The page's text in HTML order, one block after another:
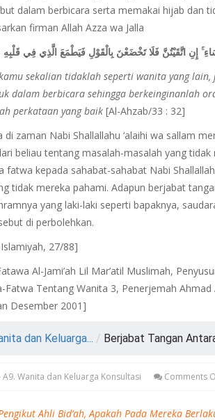
dalam berbicara serta memakai hijab dan
firman Allah Azza wa Jalla
إِنِ اتَّقَيْتُنَّ فَلَا تَخْضَعْنَ بِالْقَوْلِ فَيَطْمَعَ الَّذِي فِي
sekalian tidaklah seperti wanita yang
dalam berbicara sehingga berkeinginanlah
perkataan yang baik[Al-Ahzab/33 : 32]
zaman Nabi Shallallahu ‘alaihi wa sallam
beliau tentang masalah-masalah yang
kepada sahabat-sahabat Nabi
tidak mereka pahami. Adapun berjabat
yang laki-laki seperti bapaknya,
di perbolehkan.
27/88]
Al-Jami’ah Lil Mar’atil Muslimah,
Fatwa Tentang Wanita 3, Penerjemah
Desember 2001]
dan Keluarga... / Berjabat Tangan
A9. Wanita dan Keluarga Konsultasi Comments
Ahli Bid’ah, Apakah Pada Mereka